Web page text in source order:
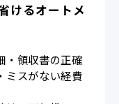
けるオートメ
・領収書の正確
ミスがない経費